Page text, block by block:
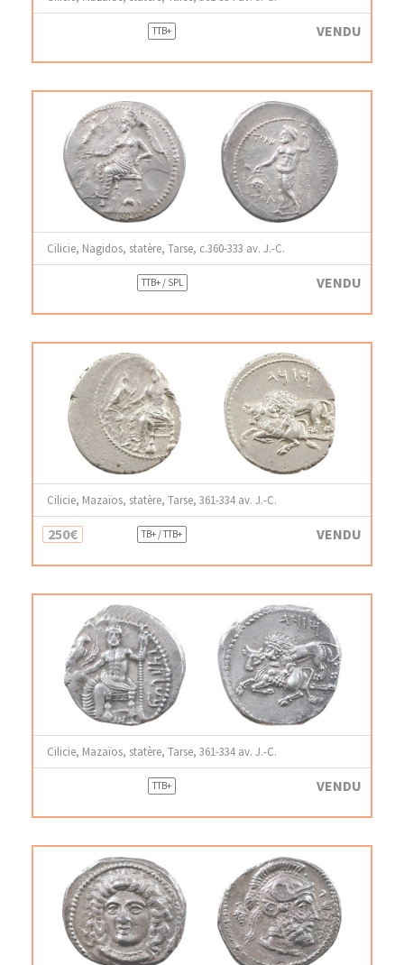
TTB+ VENDU
Cilicie, Nagidos, statère, Tarse, c.360-333 av. J.-C.
TTB+ / SPL VENDU
Cilicie, Mazaïos, statère, Tarse, 361-334 av. J.-C.
250€ TB+ / TTB+ VENDU
Cilicie, Mazaïos, statère, Tarse, 361-334 av. J.-C.
TTB+ VENDU